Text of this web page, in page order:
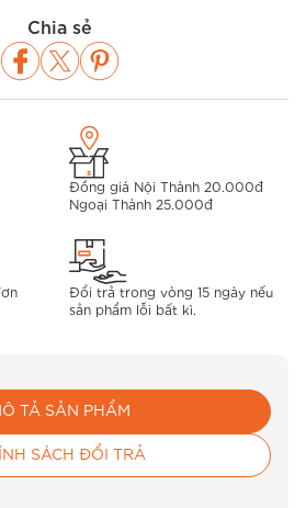
Chia sẻ
Đồng giá Nội Thành 20.000đ
Ngoại Thành 25.000đ
Đổi trả trong vòng 15 ngày nếu
sản phẩm lỗi bất kì.
TẢ SẢN PHẨM
SÁCH ĐỔI TRẢ